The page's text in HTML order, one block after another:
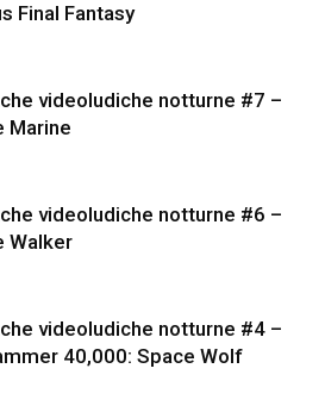
Final Fantasy
videoludiche notturne #7 –
Marine
videoludiche notturne #6 –
Walker
videoludiche notturne #4 –
40,000: Space Wolf